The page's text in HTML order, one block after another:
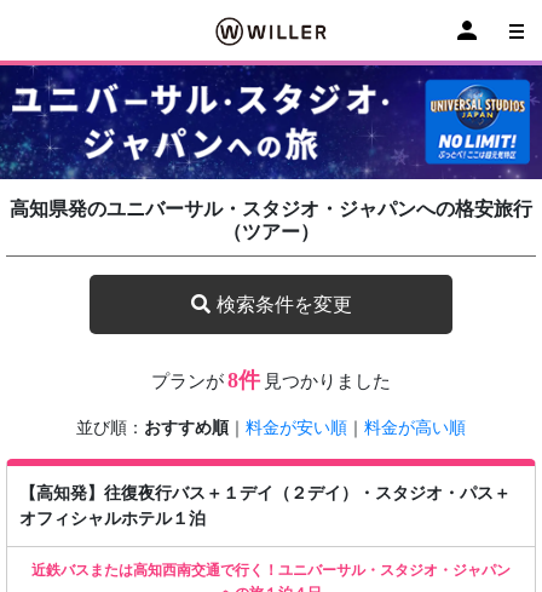
高知県発のユニバーサル・スタジオ・ジャパンへの格安旅行
（ツアー）
検索条件を変更
プランが8件 見つかりました
並び順： おすすめ順｜ 料金が安い順 ｜ 料金が高い順
【高知発】往復夜行バス＋１デイ（２デイ）・スタジオ・パス＋
オフィシャルホテル１泊
近鉄バスまたは高知西南交通で行く！ユニバーサル・スタジオ・ジャパン